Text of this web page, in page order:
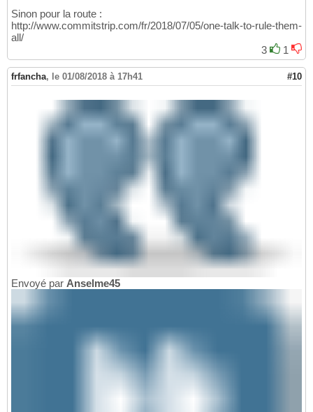
Sinon pour la route :
http://www.commitstrip.com/fr/2018/07/05/one-talk-to-rule-them-
all/
3
1
frfancha, le 01/08/2018 à 17h41 #10
Envoyé par Anselme45